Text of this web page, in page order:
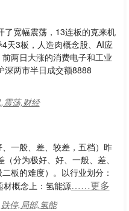
了宽幅震荡，13连板的克来机
天3板，人造肉概念股、AI应
两日大涨的消费电子和工业
深两市半日成交额8888
震荡,财经
一般、差、较差，五档）昨
分为极好、好、一般、差、
板的难度）。以行业划分：
概念上：氢能源……更多
停,局部,氢能